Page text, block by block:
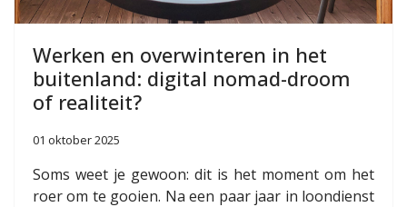
Werken en overwinteren in het
buitenland: digital nomad-droom
of realiteit?
01 oktober 2025
Soms weet je gewoon: dit is het moment om het
roer om te gooien. Na een paar jaar in loondienst